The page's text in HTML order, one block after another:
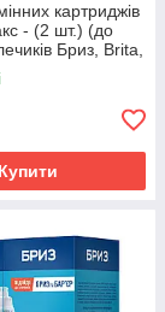
картриджів
- (2 шт.) (до
Бриз, Brita,
Купити